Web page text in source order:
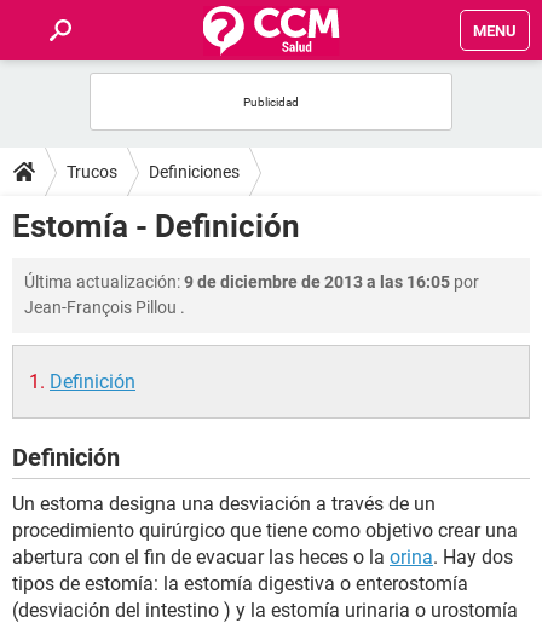
MENU
FOROS
SALUD
FAMILIA
NUTRICIÓN
SEXUALIDAD
GLOSARIO
Trucos Definiciones
Estomía - Definición
Última actualización:9 de diciembre de 2013 a las 16:05 por
Jean-François Pillou .
Definición
Definición
Un estoma designa una desviación a través de un
procedimiento quirúrgico que tiene como objetivo crear una
abertura con el fin de evacuar las heces o la orina. Hay dos
tipos de estomía: la estomía digestiva o enterostomía
(desviación del intestino ) y la estomía urinaria o urostomía